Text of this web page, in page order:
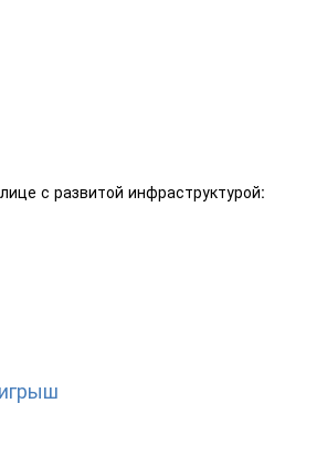
с развитой инфраструктурой: